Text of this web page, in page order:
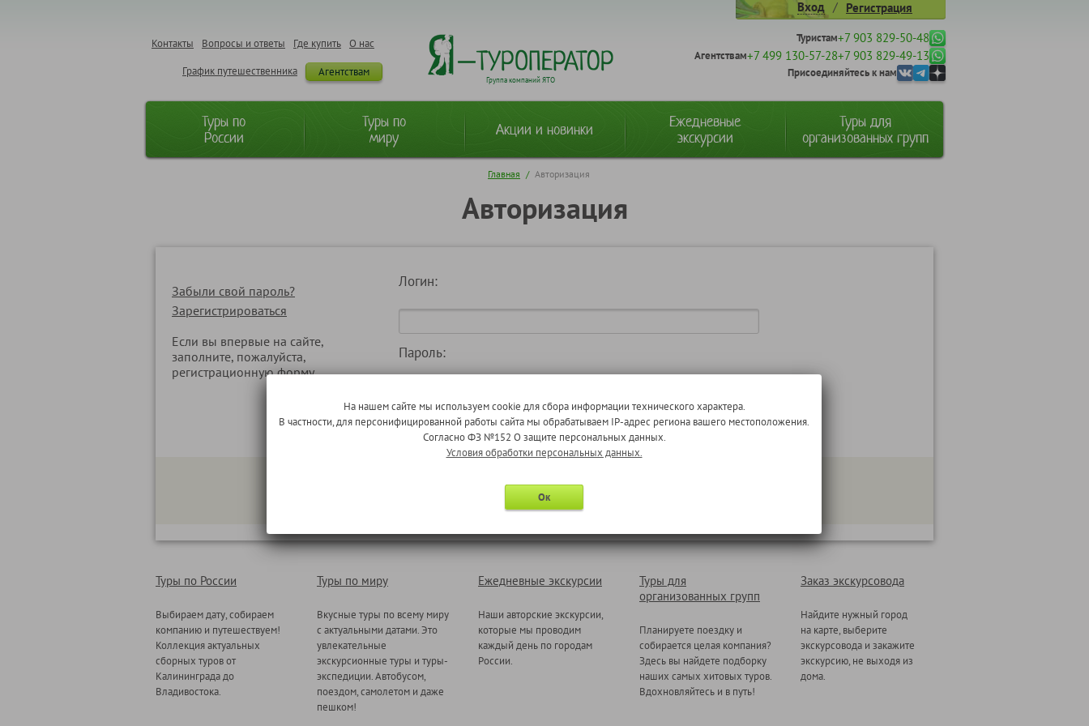
Вход / Регистрация
О нас
Где купить
Вопросы и ответы
Контакты
Агентствам
График путешественника
Группа компаний ЯТО
Туристам+7 903 829-50-48
Агентствам+7 499 130-57-28+7 903 829-49-13
Присоединяйтесь к нам
Туры по
России
Туры по
миру
Акции и новинки
Ежедневные
экскурсии
Туры для
организованных групп
Главная / Авторизация
Авторизация
Забыли свой пароль?
Зарегистрироваться
Если вы впервые на сайте,
заполните, пожалуйста,
регистрационную форму.
Логин:
Пароль:
Запомнить меня на этом компьютере
Туры по России
Выбираем дату, собираем
компанию и путешествуем!
Коллекция актуальных
сборных туров от
Калининграда до
Владивостока.
Туры по миру
Вкусные туры по всему миру
с актуальными датами. Это
увлекательные
экскурсионные туры и туры-
экспедиции. Автобусом,
поездом, самолетом и даже
пешком!
Ежедневные экскурсии
Наши авторские экскурсии,
которые мы проводим
каждый день по городам
России.
Туры для
организованных групп
Планируете поездку и
собирается целая компания?
Здесь вы найдете подборку
наших самых хитовых туров.
Вдохновляйтесь и в путь!
Заказ экскурсовода
Найдите нужный город
на карте, выберите
экскурсовода и закажите
экскурсию, не выходя из
дома.
На нашем сайте мы используем cookie для сбора информации технического характера.
В частности, для персонифицированной работы сайта мы обрабатываем IP-адрес региона вашего местоположения.
Согласно ФЗ №152 О защите персональных данных.
Условия обработки персональных данных.
Ок